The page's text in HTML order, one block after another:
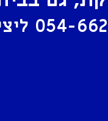
054-